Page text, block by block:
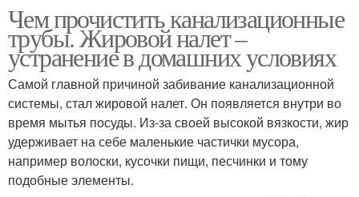
Чем прочистить канализационные
трубы. Жировой налет –
устранение в домашних условиях
Самой главной причиной забивание канализационной
системы, стал жировой налет. Он появляется внутри во
время мытья посуды. Из-за своей высокой вязкости, жир
удерживает на себе маленькие частички мусора,
например волоски, кусочки пищи, песчинки и тому
подобные элементы.